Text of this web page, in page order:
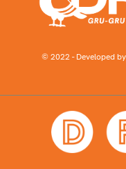
© 2022 - Developed by